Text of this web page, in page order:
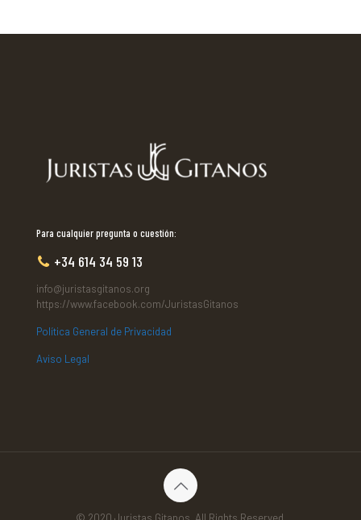
Para cualquier pregunta o cuestión:
+34 614 34 59 13
info@juristasgitanos.org
https://www.facebook.com/JuristasGitanos
Política General de Privacidad
Aviso Legal
© 2020 Juristas Gitanos. All Rights Reserved.